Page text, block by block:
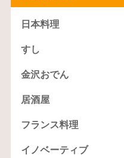
日本料理
すし
金沢おでん
居酒屋
フランス料理
イノベーティブ